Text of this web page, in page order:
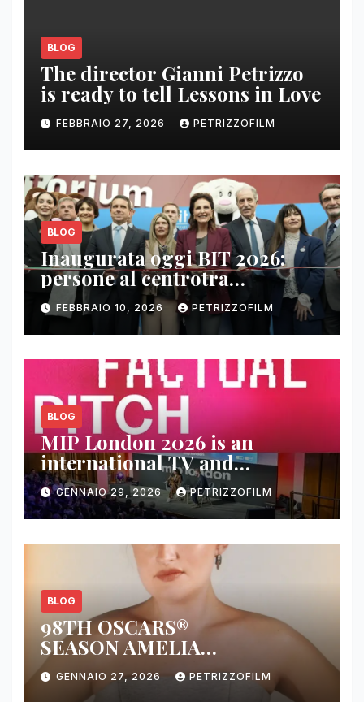
BLOG
The director Gianni Petrizzo
is ready to tell Lessons in Love
FEBBRAIO 27, 2026 PETRIZZOFILM
BLOG
Inaugurata oggi BIT 2026:
persone al centrotra
contenuti, relazioni e business
FEBBRAIO 10, 2026 PETRIZZOFILM
BLOG
MIP London 2026 is an
international TV and
streaming content market
GENNAIO 29, 2026 PETRIZZOFILM
BLOG
98TH OSCARS®
SEASON AMELIA
DIMOLDENBERG RETURNS
FOR THIRD YEAR
GENNAIO 27, 2026 PETRIZZOFILM